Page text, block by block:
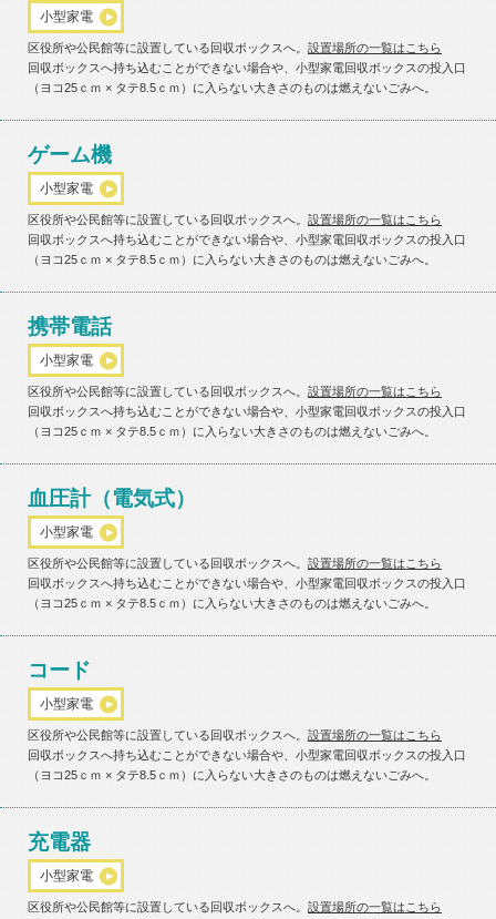
小型家電
区役所や公民館等に設置している回収ボックスへ。 設置場所の一覧はこちら
回収ボックスへ持ち込むことができない場合や、小型家電回収ボックスの投入口
（ヨコ25ｃｍ × タテ8.5ｃｍ）に入らない大きさのものは燃えないごみへ。
ゲーム機
小型家電
区役所や公民館等に設置している回収ボックスへ。 設置場所の一覧はこちら
回収ボックスへ持ち込むことができない場合や、小型家電回収ボックスの投入口
（ヨコ25ｃｍ × タテ8.5ｃｍ）に入らない大きさのものは燃えないごみへ。
携帯電話
小型家電
区役所や公民館等に設置している回収ボックスへ。 設置場所の一覧はこちら
回収ボックスへ持ち込むことができない場合や、小型家電回収ボックスの投入口
（ヨコ25ｃｍ × タテ8.5ｃｍ）に入らない大きさのものは燃えないごみへ。
血圧計（電気式）
小型家電
区役所や公民館等に設置している回収ボックスへ。 設置場所の一覧はこちら
回収ボックスへ持ち込むことができない場合や、小型家電回収ボックスの投入口
（ヨコ25ｃｍ × タテ8.5ｃｍ）に入らない大きさのものは燃えないごみへ。
コード
小型家電
区役所や公民館等に設置している回収ボックスへ。 設置場所の一覧はこちら
回収ボックスへ持ち込むことができない場合や、小型家電回収ボックスの投入口
（ヨコ25ｃｍ × タテ8.5ｃｍ）に入らない大きさのものは燃えないごみへ。
充電器
小型家電
区役所や公民館等に設置している回収ボックスへ。 設置場所の一覧はこちら